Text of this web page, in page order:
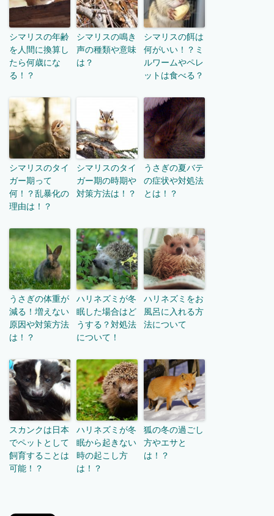
シマリスの年齢
を人間に換算し
たら何歳にな
る！？
シマリスの鳴き
声の種類や意味
は？
シマリスの餌は
何がいい！？ミ
ルワームやペレ
ットは食べる？
シマリスのタイ
ガー期って
何！？乱暴化の
理由は！？
シマリスのタイ
ガー期の時期や
対策方法は！？
うさぎの夏バテ
の症状や対処法
とは！？
うさぎの体重が
減る！増えない
原因や対策方法
は！？
ハリネズミが冬
眠した場合はど
うする？対処法
について！
ハリネズミをお
風呂に入れる方
法について
スカンクは日本
でペットとして
飼育することは
可能！？
ハリネズミが冬
眠から起きない
時の起こし方
は！？
狐の冬の過ごし
方やエサと
は！？